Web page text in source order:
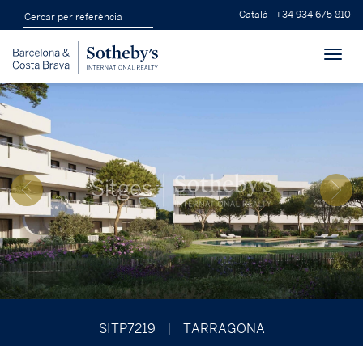
Català +34 934 675 810
SITP7219 TARRAGONA